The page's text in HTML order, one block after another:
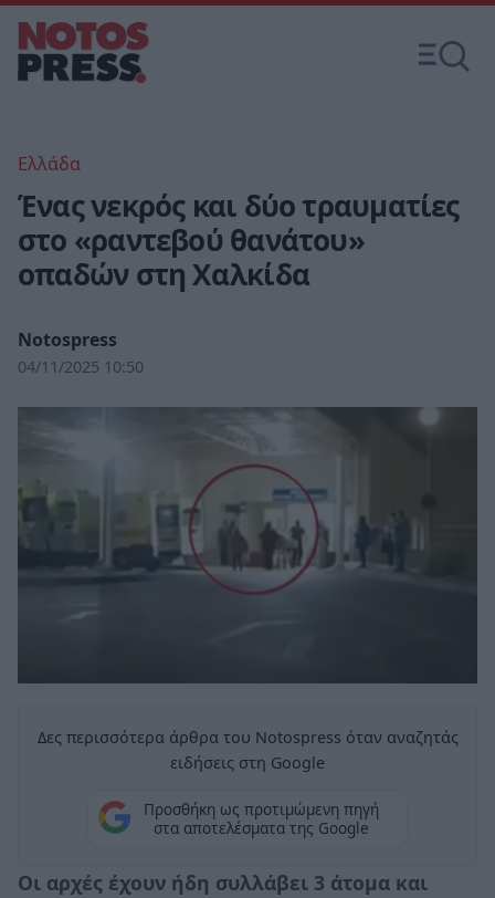
Ελλάδα
Ένας νεκρός και δύο τραυματίες
στο «ραντεβού θανάτου»
οπαδών στη Χαλκίδα
Notospress
04/11/2025 10:50
Δες περισσότερα άρθρα του Notospress όταν αναζητάς
ειδήσεις στη Google
Προσθήκη ως προτιμώμενη πηγή
στα αποτελέσματα της Google
Οι αρχές έχουν ήδη συλλάβει 3 άτομα και